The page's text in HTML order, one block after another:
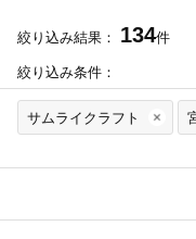
絞り込み結果： 134件
絞り込み条件：
サムライクラフト